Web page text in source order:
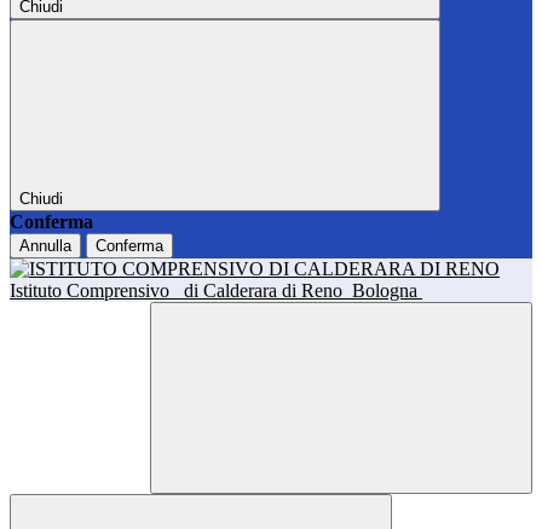
Chiudi
Chiudi
Conferma
Annulla Conferma
Istituto Comprensivo di Calderara di Reno Bologna